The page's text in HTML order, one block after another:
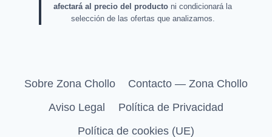
afectará al precio del producto ni condicionará la
selección de las ofertas que analizamos.
Sobre Zona Chollo
Contacto — Zona Chollo
Aviso Legal
Política de Privacidad
Política de cookies (UE)